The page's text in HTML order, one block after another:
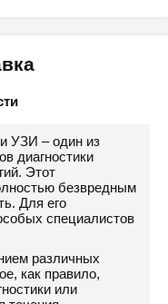
УЗИ – один из
диагностики
Этот
безвредным
Для его
специалистов
различных
как правило,
или